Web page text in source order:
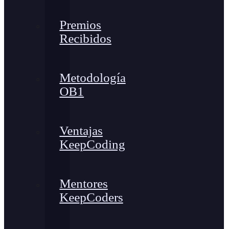
Premios
Recibidos
Metodología
OB1
Ventajas
KeepCoding
Mentores
KeepCoders